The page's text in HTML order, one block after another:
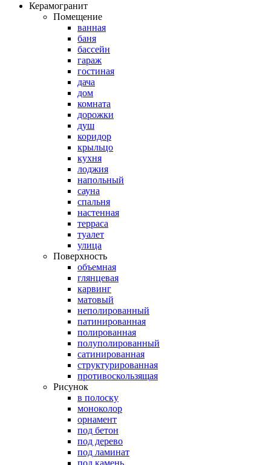
Керамогранит
Помещение
ванная
баня
бассейн
гараж
гостиная
дача
дом
комната
дорожки
душ
коридор
крыльцо
кухня
лоджия
напольный
сауна
спальня
настенная
терраса
туалет
улица
Поверхность
объемная
глянцевая
карвинг
матовый
неполированный
патинированная
полированная
полуполированный
сатинированная
структурированная
противоскользящая
Рисунок
в полоску
моноколор
орнамент
под бетон
под дерево
под ламинат
под камень